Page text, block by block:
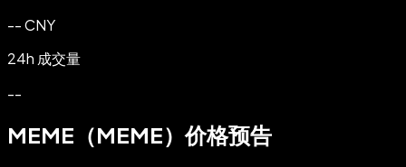
-- CNY
24h 成交量
--
MEME（MEME）价格预告